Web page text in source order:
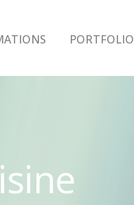
PORTFOLIO